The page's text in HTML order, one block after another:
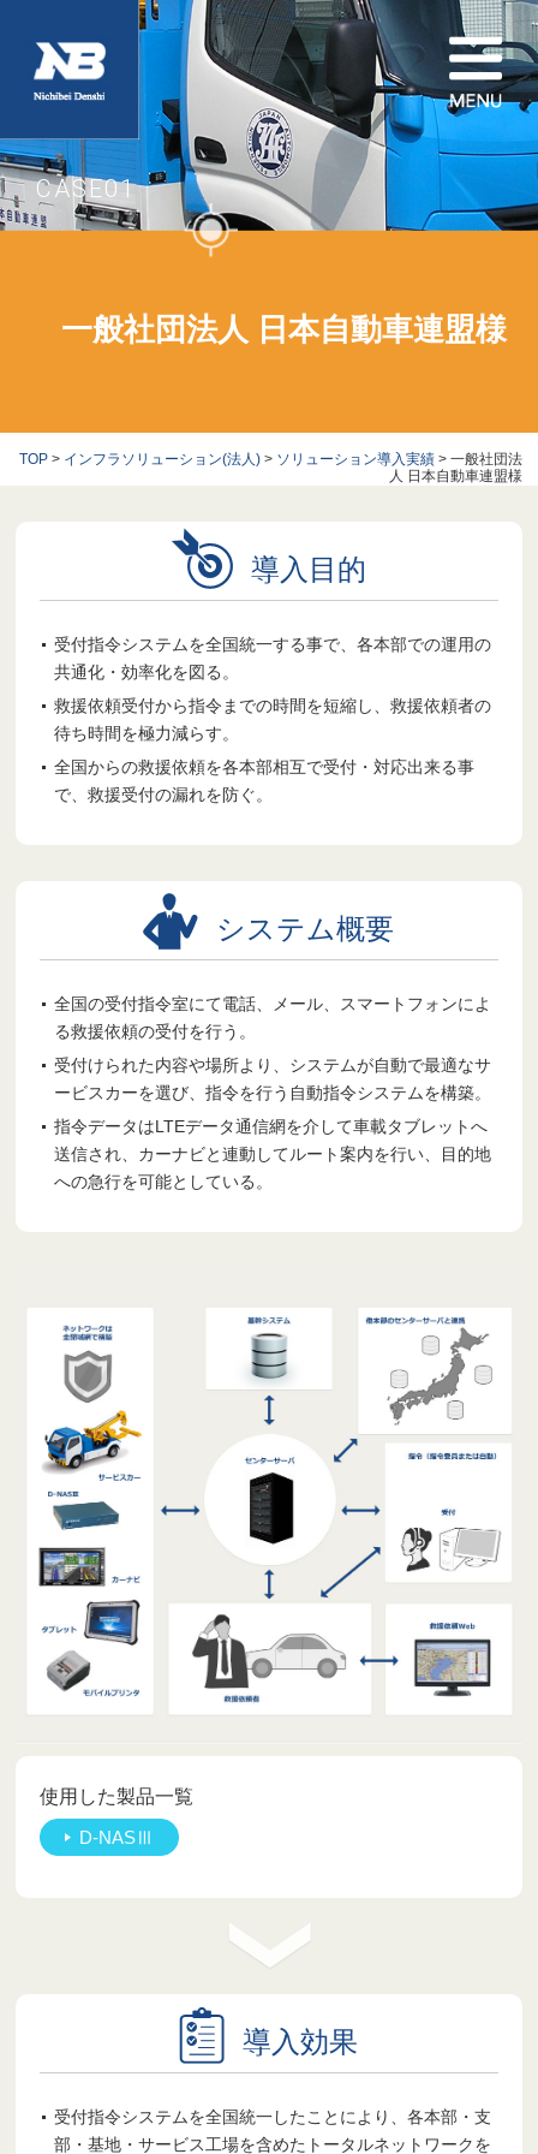
TOP> インフラソリューション(法人)> ソリューション導入実績> 一般社団法
人 日本自動車連盟様
一般社団法人 日本自動車連盟様
CASE01
導入目的
受付指令システムを全国統一する事で、各本部での運用の
共通化・効率化を図る。
救援依頼受付から指令までの時間を短縮し、救援依頼者の
待ち時間を極力減らす。
全国からの救援依頼を各本部相互で受付・対応出来る事
で、救援受付の漏れを防ぐ。
システム概要
全国の受付指令室にて電話、メール、スマートフォンによ
る救援依頼の受付を行う。
受付けられた内容や場所より、システムが自動で最適なサ
ービスカーを選び、指令を行う自動指令システムを構築。
指令データはLTEデータ通信網を介して車載タブレットへ
送信され、カーナビと連動してルート案内を行い、目的地
への急行を可能としている。
使用した製品一覧
D-NASⅢ
導入効果
受付指令システムを全国統一したことにより、各本部・支
部・基地・サービス工場を含めたトータルネットワークを